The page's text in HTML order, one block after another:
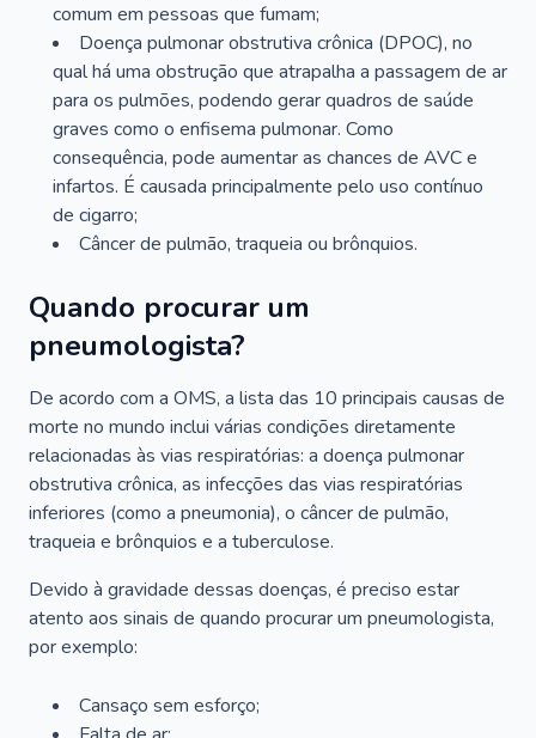
comum em pessoas que fumam;
Doença pulmonar obstrutiva crônica (DPOC), no
qual há uma obstrução que atrapalha a passagem de ar
para os pulmões, podendo gerar quadros de saúde
graves como o enfisema pulmonar. Como
consequência, pode aumentar as chances de AVC e
infartos. É causada principalmente pelo uso contínuo
de cigarro;
Câncer de pulmão, traqueia ou brônquios.
Quando procurar um
pneumologista?
De acordo com a OMS, a lista das 10 principais causas de
morte no mundo inclui várias condições diretamente
relacionadas às vias respiratórias: a doença pulmonar
obstrutiva crônica, as infecções das vias respiratórias
inferiores (como a pneumonia), o câncer de pulmão,
traqueia e brônquios e a tuberculose.
Devido à gravidade dessas doenças, é preciso estar
atento aos sinais de quando procurar um pneumologista,
por exemplo:
Cansaço sem esforço;